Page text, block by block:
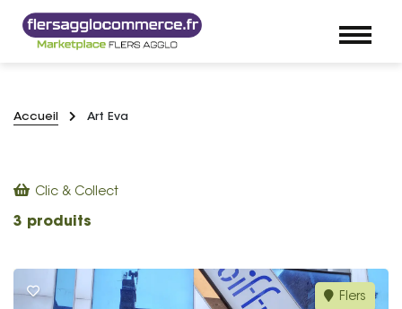
Accueil Art Eva
Clic & Collect
3 produits
Flers